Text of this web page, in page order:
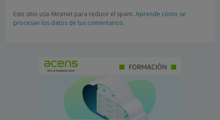
Este sitio usa Akismet para reducir el spam. Aprende cómo se
procesan los datos de tus comentarios.